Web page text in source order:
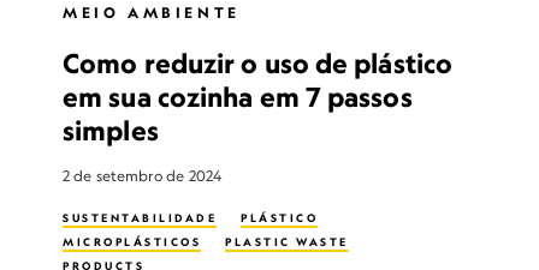
MEIO AMBIENTE
Como reduzir o uso de plástico
em sua cozinha em 7 passos
simples
2 de setembro de 2024
SUSTENTABILIDADE
PLÁSTICO
MICROPLÁSTICOS
PLASTIC WASTE
PRODUCTS